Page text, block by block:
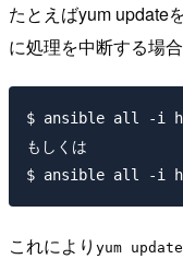
たとえばyum update
に処理を中断する場
$ ansible all -i
もしくは
これにより yum update